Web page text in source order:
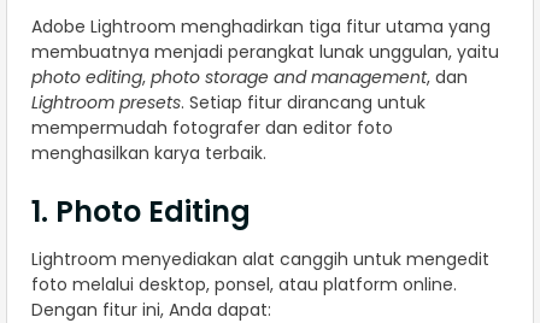
Adobe Lightroom menghadirkan tiga fitur utama yang
membuatnya menjadi perangkat lunak unggulan, yaitu
photo editing, photo storage and management, dan
Lightroom presets. Setiap fitur dirancang untuk
mempermudah fotografer dan editor foto
menghasilkan karya terbaik.
1. Photo Editing
Lightroom menyediakan alat canggih untuk mengedit
foto melalui desktop, ponsel, atau platform online.
Dengan fitur ini, Anda dapat: